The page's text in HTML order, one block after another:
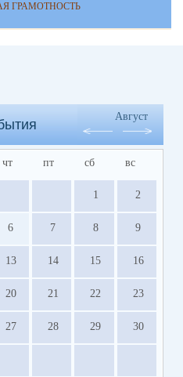
ГРАМОТНОСТЬ
Август
чт пт сб вс
1 2
6 7 8 9
13 14 15 16
20 21 22 23
27 28 29 30